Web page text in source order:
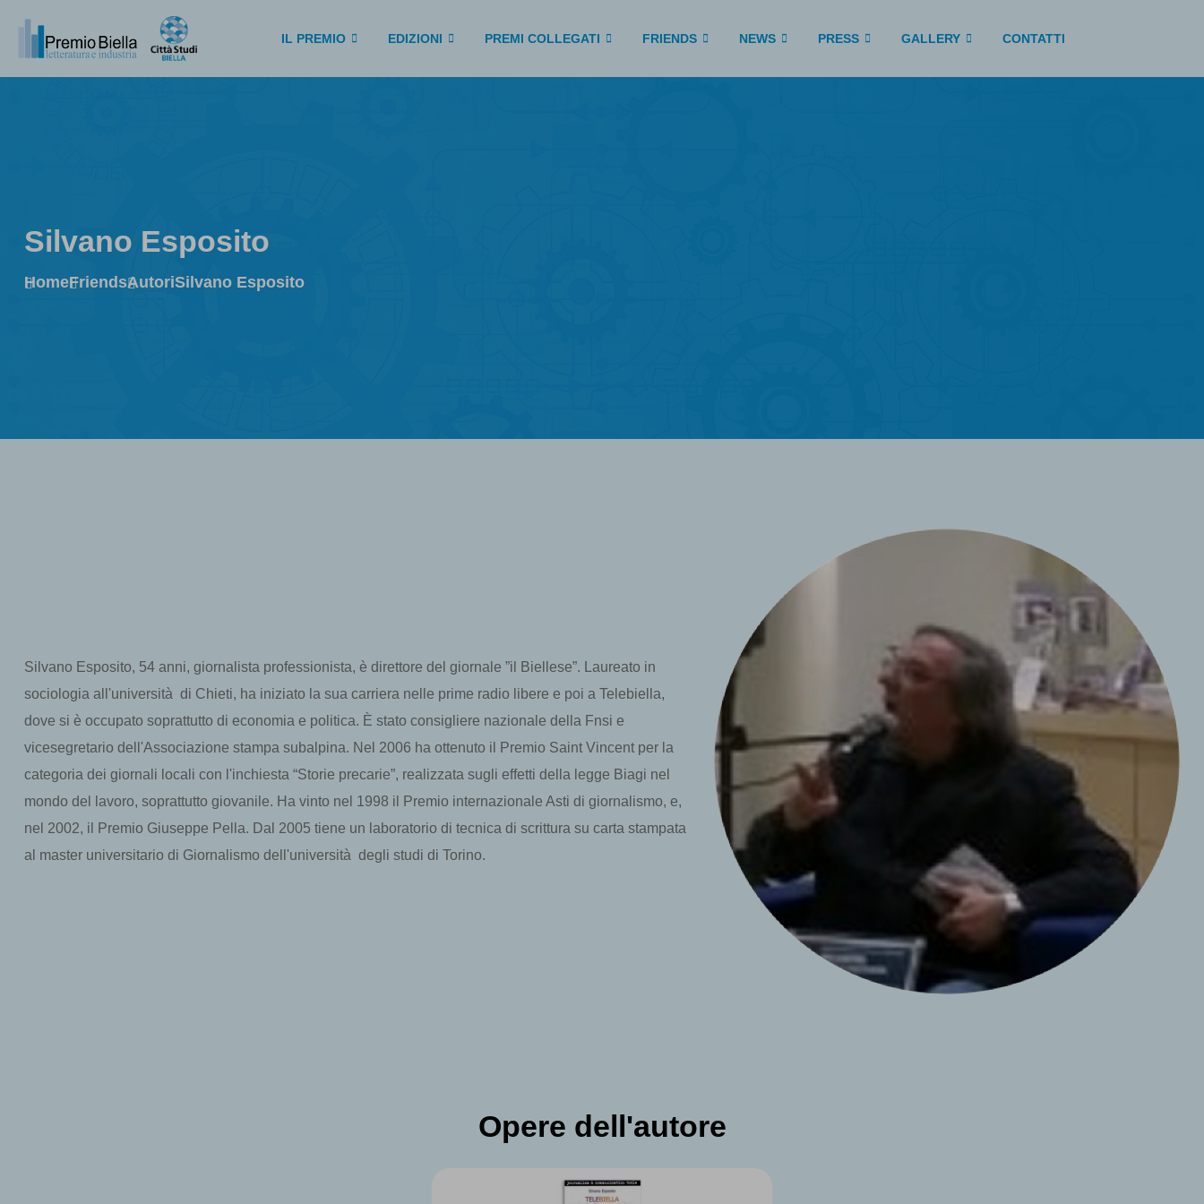
IL PREMIO EDIZIONI PREMI COLLEGATI FRIENDS NEWS PRESS GALLERY CONTATTI
Silvano Esposito
HomeFriendsAutoriSilvano Esposito
Silvano Esposito, 54 anni, giornalista professionista, è direttore del giornale ”il Biellese”. Laureato in
sociologia all'università di Chieti, ha iniziato la sua carriera nelle prime radio libere e poi a Telebiella,
dove si è occupato soprattutto di economia e politica. È stato consigliere nazionale della Fnsi e
vicesegretario dell'Associazione stampa subalpina. Nel 2006 ha ottenuto il Premio Saint Vincent per la
categoria dei giornali locali con l'inchiesta “Storie precarie”, realizzata sugli effetti della legge Biagi nel
mondo del lavoro, soprattutto giovanile. Ha vinto nel 1998 il Premio internazionale Asti di giornalismo, e,
nel 2002, il Premio Giuseppe Pella. Dal 2005 tiene un laboratorio di tecnica di scrittura su carta stampata
al master universitario di Giornalismo dell'università degli studi di Torino.
Opere dell'autore